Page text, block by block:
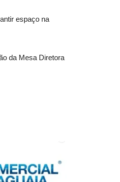
espaço na
da Mesa Diretora